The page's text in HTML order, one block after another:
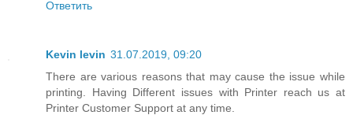
Ответить
Kevin levin 31.07.2019, 09:20
There are various reasons that may cause the issue while
printing. Having Different issues with Printer reach us at
Printer Customer Support at any time.